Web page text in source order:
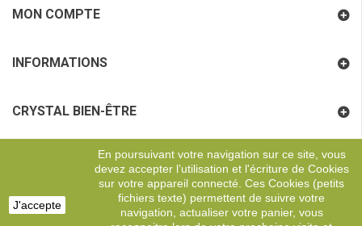
J'accepte
En poursuivant votre navigation sur ce site, vous
devez accepter l’utilisation et l'écriture de Cookies
sur votre appareil connecté. Ces Cookies (petits
fichiers texte) permettent de suivre votre
navigation, actualiser votre panier, vous
MON COMPTE
INFORMATIONS
CRYSTAL BIEN-ÊTRE
COORDONNÉES
Copyright Digital Effervescence